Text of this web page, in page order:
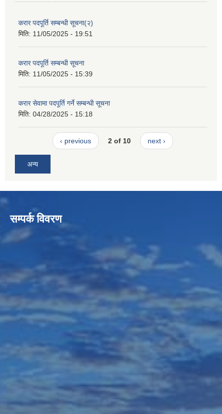
करार पदपूर्ति सम्बन्धी सूचना(२)
मिति: 11/05/2025 - 19:51
करार पदपूर्ति सम्बन्धी सूचना
मिति: 11/05/2025 - 15:39
करार सेवामा पदपूर्ति गर्ने सम्बन्धी सूचना
मिति: 04/28/2025 - 15:18
‹ previous 2 of 10 next ›
अन्य
सम्पर्क विवरण